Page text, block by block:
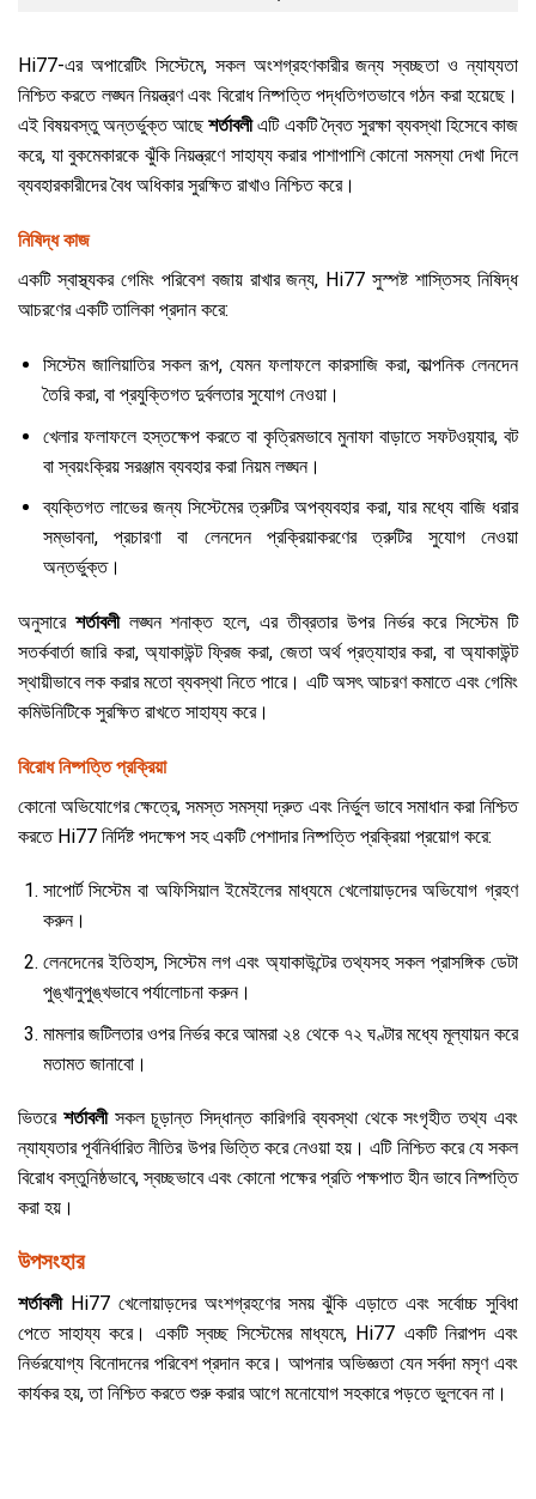
Hi77-এর অপারেটিং সিস্টেমে, সকল অংশগ্রহণকারীর জন্য স্বচ্ছতা ও ন্যায্যতা
নিশ্চিত করতে লঙ্ঘন নিয়ন্ত্রণ এবং বিরোধ নিষ্পত্তি পদ্ধতিগতভাবে গঠন করা হয়েছে।
এই বিষয়বস্তু অন্তর্ভুক্ত আছেশর্তাবলীএটি একটি দ্বৈত সুরক্ষা ব্যবস্থা হিসেবে কাজ
করে, যা বুকমেকারকে ঝুঁকি নিয়ন্ত্রণে সাহায্য করার পাশাপাশি কোনো সমস্যা দেখা দিলে
ব্যবহারকারীদের বৈধ অধিকার সুরক্ষিত রাখাও নিশ্চিত করে।
নিষিদ্ধ কাজ
একটি স্বাস্থ্যকর গেমিং পরিবেশ বজায় রাখার জন্য, Hi77 সুস্পষ্ট শাস্তিসহ নিষিদ্ধ
আচরণের একটি তালিকা প্রদান করে:
সিস্টেম জালিয়াতির সকল রূপ, যেমন ফলাফলে কারসাজি করা, কাল্পনিক লেনদেন
তৈরি করা, বা প্রযুক্তিগত দুর্বলতার সুযোগ নেওয়া।
খেলার ফলাফলে হস্তক্ষেপ করতে বা কৃত্রিমভাবে মুনাফা বাড়াতে সফটওয়্যার, বট
বা স্বয়ংক্রিয় সরঞ্জাম ব্যবহার করা নিয়ম লঙ্ঘন।
ব্যক্তিগত লাভের জন্য সিস্টেমের ত্রুটির অপব্যবহার করা, যার মধ্যে বাজি ধরার
সম্ভাবনা, প্রচারণা বা লেনদেন প্রক্রিয়াকরণের ত্রুটির সুযোগ নেওয়া
অন্তর্ভুক্ত।
অনুসারে শর্তাবলী লঙ্ঘন শনাক্ত হলে, এর তীব্রতার উপর নির্ভর করে সিস্টেম টি
সতর্কবার্তা জারি করা, অ্যাকাউন্ট ফ্রিজ করা, জেতা অর্থ প্রত্যাহার করা, বা অ্যাকাউন্ট
স্থায়ীভাবে লক করার মতো ব্যবস্থা নিতে পারে। এটি অসৎ আচরণ কমাতে এবং গেমিং
কমিউনিটিকে সুরক্ষিত রাখতে সাহায্য করে।
বিরোধ নিষ্পত্তি প্রক্রিয়া
কোনো অভিযোগের ক্ষেত্রে, সমস্ত সমস্যা দ্রুত এবং নির্ভুল ভাবে সমাধান করা নিশ্চিত
করতে Hi77 নির্দিষ্ট পদক্ষেপ সহ একটি পেশাদার নিষ্পত্তি প্রক্রিয়া প্রয়োগ করে:
সাপোর্ট সিস্টেম বা অফিসিয়াল ইমেইলের মাধ্যমে খেলোয়াড়দের অভিযোগ গ্রহণ
করুন।
লেনদেনের ইতিহাস, সিস্টেম লগ এবং অ্যাকাউন্টের তথ্যসহ সকল প্রাসঙ্গিক ডেটা
পুঙ্খানুপুঙ্খভাবে পর্যালোচনা করুন।
মামলার জটিলতার ওপর নির্ভর করে আমরা ২৪ থেকে ৭২ ঘণ্টার মধ্যে মূল্যায়ন করে
মতামত জানাবো।
ভিতরে শর্তাবলী সকল চূড়ান্ত সিদ্ধান্ত কারিগরি ব্যবস্থা থেকে সংগৃহীত তথ্য এবং
ন্যায্যতার পূর্বনির্ধারিত নীতির উপর ভিত্তি করে নেওয়া হয়। এটি নিশ্চিত করে যে সকল
বিরোধ বস্তুনিষ্ঠভাবে, স্বচ্ছভাবে এবং কোনো পক্ষের প্রতি পক্ষপাত হীন ভাবে নিষ্পত্তি
করা হয়।
উপসংহার
শর্তাবলী Hi77 খেলোয়াড়দের অংশগ্রহণের সময় ঝুঁকি এড়াতে এবং সর্বোচ্চ সুবিধা
পেতে সাহায্য করে। একটি স্বচ্ছ সিস্টেমের মাধ্যমে, Hi77 একটি নিরাপদ এবং
নির্ভরযোগ্য বিনোদনের পরিবেশ প্রদান করে। আপনার অভিজ্ঞতা যেন সর্বদা মসৃণ এবং
কার্যকর হয়, তা নিশ্চিত করতে শুরু করার আগে মনোযোগ সহকারে পড়তে ভুলবেন না।